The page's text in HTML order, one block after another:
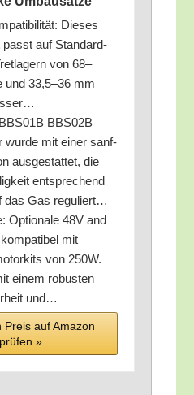
Die­ses
passt auf Stan­dard­
von 68–
und 33,5–36 mm
BBS02B
wur­de mit einer sanf­
aus­ge­stat­tet, die
ent­spre­chend
das Gas reguliert…
Optio­na­le 48V and
mit
von 250W.
einem robus­ten
und…
Preis auf Ama­zon
prü­fen »